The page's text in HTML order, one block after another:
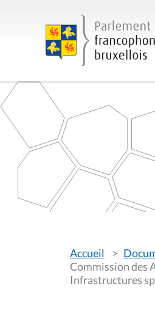
o
u
s
ê
Accueil
Commission des
Infrastructures